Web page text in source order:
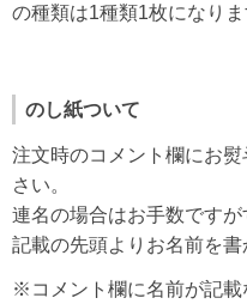
の種類は1種類1枚になりま
のし紙ついて
注文時のコメント欄にお
さい。
連名の場合はお手数ですが
記載の先頭よりお名前を書
※コメント欄に名前が記